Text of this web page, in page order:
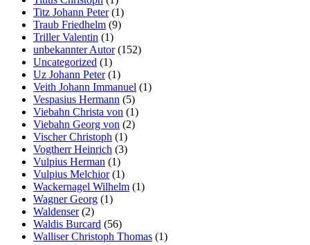
Titz Johann Peter(1)
Traub Friedhelm (9)
Triller Valentin (1)
unbekannter Autor(152)
Uncategorized (1)
Uz Johann Peter(1)
Veith Johann Immanuel (1)
Vespasius Hermann (5)
Viebahn Christa von (1)
Viebahn Georg von (2)
Vischer Christoph (1)
Vogtherr Heinrich (3)
Vulpius Herman (1)
Vulpius Melchior(1)
Wackernagel Wilhelm (1)
Wagner Georg (1)
Waldenser(2)
Waldis Burcard (56)
Walliser Christoph Thomas (1)